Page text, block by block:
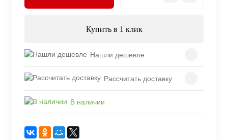
Купить в 1 клик
Нашли дешевле
Рассчитать доставку
В наличии